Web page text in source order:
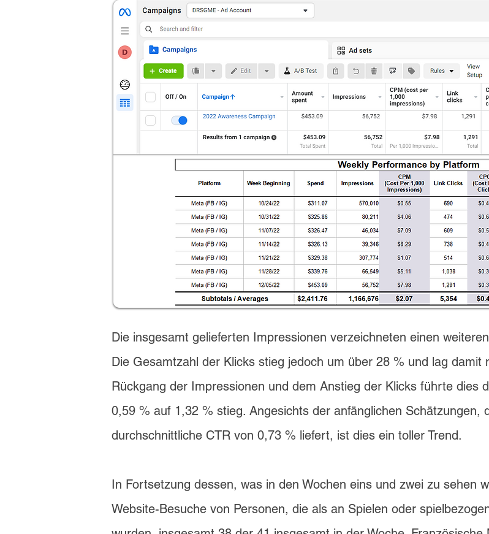
Die insgesamt gelieferten Impressionen verzeichneten einen
Die Gesamtzahl der Klicks stieg jedoch um über 28 % und lag damit
Rückgang der Impressionen und dem Anstieg der Klicks führte dies
0,59 % auf 1,32 % stieg. Angesichts der anfänglichen Schätzungen,
durchschnittliche CTR von 0,73 % liefert, ist dies ein toller Trend.
In Fortsetzung dessen, was in den Wochen eins und zwei zu sehen
Website-Besuche von Personen, die als an Spielen oder